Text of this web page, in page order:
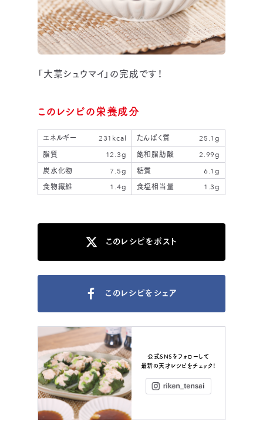
「大葉シュウマイ」の完成です！
このレシピの栄養成分
エネルギー 231kcal たんぱく質
25.1g
脂質
12.3g 飽和脂肪酸
2.99g
炭水化物
7.5g 糖質
6.1g
食物繊維
1.4g 食塩相当量 1.3g
このレシピをポスト
このレシピをシェア
公式SNSをフォローして
最新の天才レシピをチェック！